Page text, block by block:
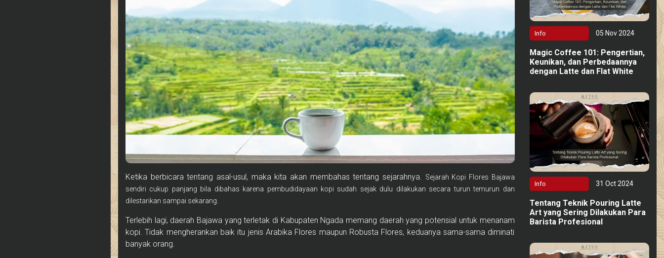
Ketika berbicara tentang asal-usul, maka kita akan membahas tentang sejarahnya.
Sejarah Kopi Flores Bajawa
sendiri cukup panjang bila dibahas karena pembudidayaan kopi sudah sejak dulu dilakukan secara turun temurun dan
dilestarikan sampai sekarang.
Terlebih lagi, daerah Bajawa yang terletak di Kabupaten Ngada memang daerah yang potensial untuk menanam
kopi. Tidak mengherankan baik itu jenis Arabika Flores maupun Robusta Flores, keduanya sama-sama diminati
banyak orang.
Info 05 Nov 2024
Magic Coffee 101: Pengertian,
Keunikan, dan Perbedaannya
dengan Latte dan Flat White
Info 31 Oct 2024
Tentang Teknik Pouring Latte
Art yang Sering Dilakukan Para
Barista Profesional